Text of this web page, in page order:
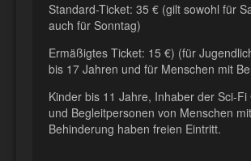
Standard-Ticket: 35 € (gilt sowohl für
auch für Sonntag)
Ermäßigtes Ticket: 15 €) (für
bis 17 Jahren und für Menschen mit
Kinder bis 11 Jahre, Inhaber der Sci-Fi
und Begleitpersonen von Menschen mit
Behinderung haben freien Eintritt.